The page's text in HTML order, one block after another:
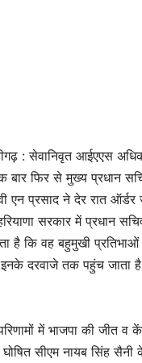
: सेवानिवृत आईएएस
बार फिर से मुख्य प्रधान
एन प्रसाद ने देर रात ऑर्डर
सरकार में प्रधान
है कि वह बहुमुखी
दरवाजे तक पहुंच जाता
में भाजपा की जीत व
सीएम नायब सिंह सैनी